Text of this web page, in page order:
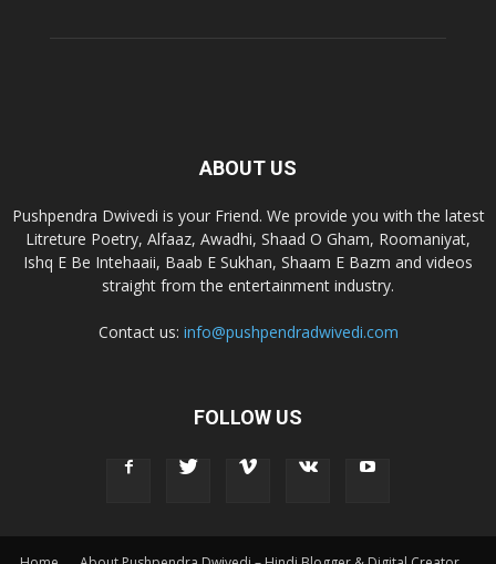
ABOUT US
Pushpendra Dwivedi is your Friend. We provide you with the latest
Litreture Poetry, Alfaaz, Awadhi, Shaad O Gham, Roomaniyat,
Ishq E Be Intehaaii, Baab E Sukhan, Shaam E Bazm and videos
straight from the entertainment industry.
Contact us: info@pushpendradwivedi.com
FOLLOW US